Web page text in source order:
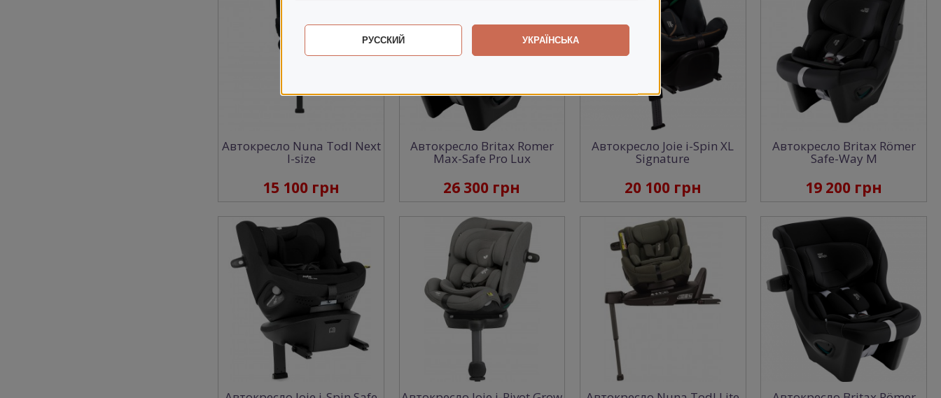
Автокресло Nuna Todl Next
I-size
15 100 грн
Автокресло Britax Romer
Max-Safe Pro Lux
26 300 грн
Автокресло Joie i-Spin XL
Signature
20 100 грн
Автокресло Britax Römer
Safe-Way M
19 200 грн
РУССКИЙ УКРАЇНСЬКА